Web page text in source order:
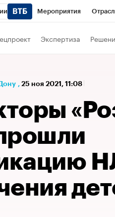
Мероприятия
Экспертиза
, 25 ноя 2021, 11:08